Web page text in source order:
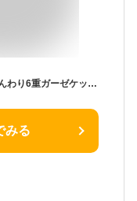
COFUCU コフク オーガニックコットン ふんわり6重ガーゼケット 90×90cm | オーガニック ガーゼケット 赤ちゃん 子供 ベビー おくるみ 春夏 退院 ガーゼ ケット ブランケット ベビーガーゼケット 枕カバー コットンガーゼ 出産祝い 男の子 女の子
みる